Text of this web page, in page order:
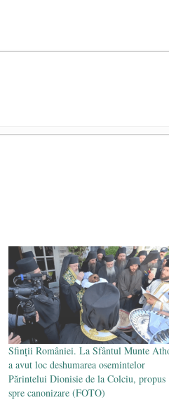
Zelensky
din Iași
Sfinții României. La Sfântul Munte
a avut loc deshumarea osemintelor
Părintelui Dionisie de la Colciu, propus
spre canonizare (FOTO)